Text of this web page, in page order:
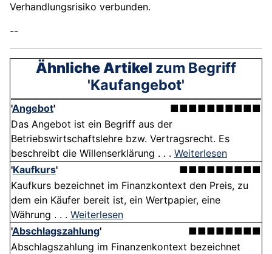
Verhandlungsrisiko verbunden.
--
Ähnliche Artikel zum Begriff
'Kaufangebot'
'Angebot'
■■■■■■■■■■
Das Angebot ist ein Begriff aus der
Betriebswirtschaftslehre bzw. Vertragsrecht. Es
beschreibt die Willenserklärung . . . Weiterlesen
'Kaufkurs'
■■■■■■■■■
Kaufkurs bezeichnet im Finanzkontext den Preis, zu
dem ein Käufer bereit ist, ein Wertpapier, eine
Währung . . . Weiterlesen
'Abschlagszahlung'
■■■■■■■■
Abschlagszahlung im Finanzenkontext bezeichnet